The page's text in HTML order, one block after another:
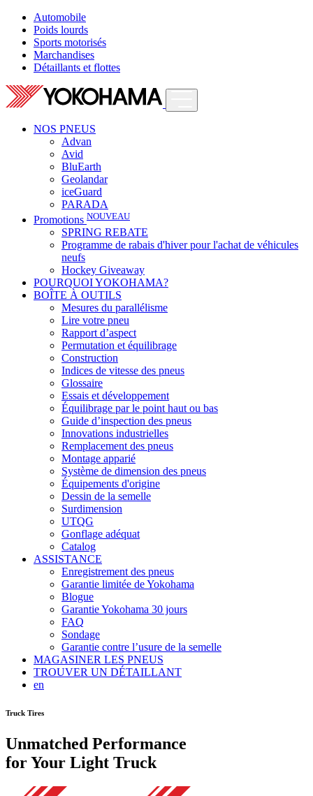
Automobile
Poids lourds
Sports motorisés
Marchandises
Détaillants et flottes
NOS PNEUS
Advan
Avid
BluEarth
Geolandar
iceGuard
PARADA
Promotions NOUVEAU
SPRING REBATE
Programme de rabais d'hiver pour l'achat de véhicules
neufs
Hockey Giveaway
POURQUOI YOKOHAMA?
BOÎTE À OUTILS
Mesures du parallélisme
Lire votre pneu
Rapport d’aspect
Permutation et équilibrage
Construction
Indices de vitesse des pneus
Glossaire
Essais et développement
Équilibrage par le point haut ou bas
Guide d’inspection des pneus
Innovations industrielles
Remplacement des pneus
Montage apparié
Système de dimension des pneus
Équipements d'origine
Dessin de la semelle
Surdimension
UTQG
Gonflage adéquat
Catalog
ASSISTANCE
Enregistrement des pneus
Garantie limitée de Yokohama
Blogue
Garantie Yokohama 30 jours
FAQ
Sondage
Garantie contre l’usure de la semelle
MAGASINER LES PNEUS
TROUVER UN DÉTAILLANT
en
Truck Tires
Unmatched Performance
for Your Light Truck